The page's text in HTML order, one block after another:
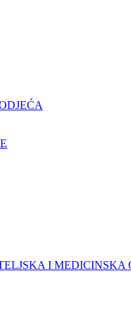
I MEDICINSKA